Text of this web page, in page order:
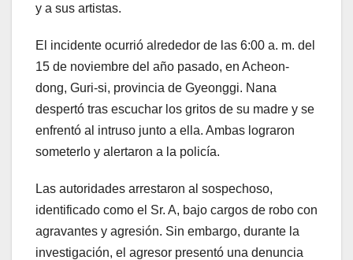
y a sus artistas.
El incidente ocurrió alrededor de las 6:00 a. m. del
15 de noviembre del año pasado, en Acheon-
dong, Guri-si, provincia de Gyeonggi. Nana
despertó tras escuchar los gritos de su madre y se
enfrentó al intruso junto a ella. Ambas lograron
someterlo y alertaron a la policía.
Las autoridades arrestaron al sospechoso,
identificado como el Sr. A, bajo cargos de robo con
agravantes y agresión. Sin embargo, durante la
investigación, el agresor presentó una denuncia